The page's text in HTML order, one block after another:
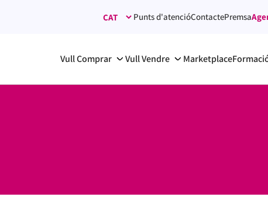
Punts d'atencióContactePremsa
Vull Comprar Vull Vendre Marketplace